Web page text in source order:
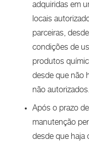
adquiridas em
locais
parceiras,
condições de
produtos
desde que não
não autorizados.
Após o prazo
manutenção
desde que haja